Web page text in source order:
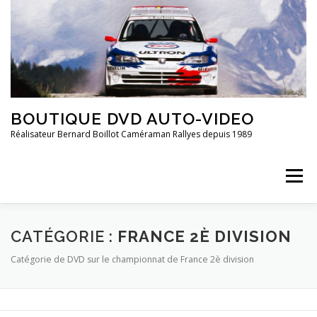
contenu
BOUTIQUE DVD AUTO-VIDEO
Réalisateur Bernard Boillot Caméraman Rallyes depuis 1989
Menu
QUI SOMMES-NOUS? CHAMPIONNAT DE FRANCE
CATÉGORIE : FRANCE 2È DIVISION
Catégorie de DVD sur le championnat de France 2è division